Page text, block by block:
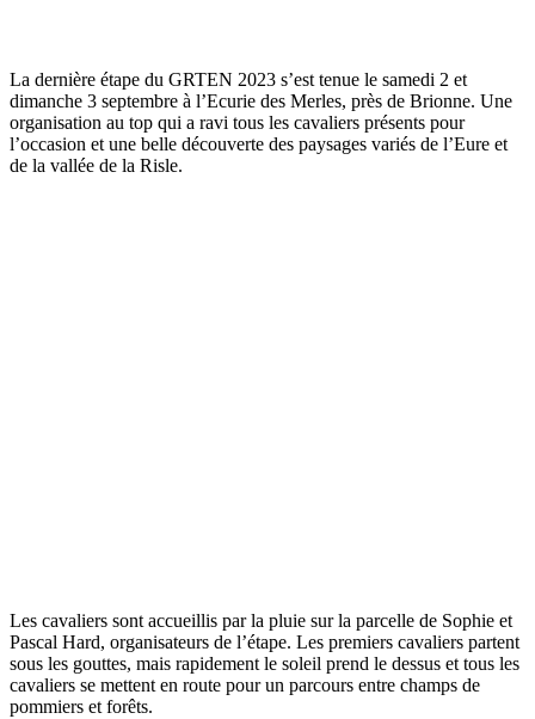
La dernière étape du GRTEN 2023 s’est tenue le samedi 2 et
dimanche 3 septembre à l’Ecurie des Merles, près de Brionne. Une
organisation au top qui a ravi tous les cavaliers présents pour
l’occasion et une belle découverte des paysages variés de l’Eure et
de la vallée de la Risle.
Les cavaliers sont accueillis par la pluie sur la parcelle de Sophie et
Pascal Hard, organisateurs de l’étape. Les premiers cavaliers partent
sous les gouttes, mais rapidement le soleil prend le dessus et tous les
cavaliers se mettent en route pour un parcours entre champs de
pommiers et forêts.